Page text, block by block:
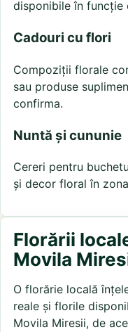
disponibile în funcție
Cadouri cu flori
Compoziții florale
sau produse
confirma.
Nuntă și cununie
Cereri pentru
și decor floral în
Florării
Movila
O florărie locală
reale și florile
Movila Miresii, de